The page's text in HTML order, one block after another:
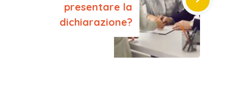
presentare la
dichiarazione?